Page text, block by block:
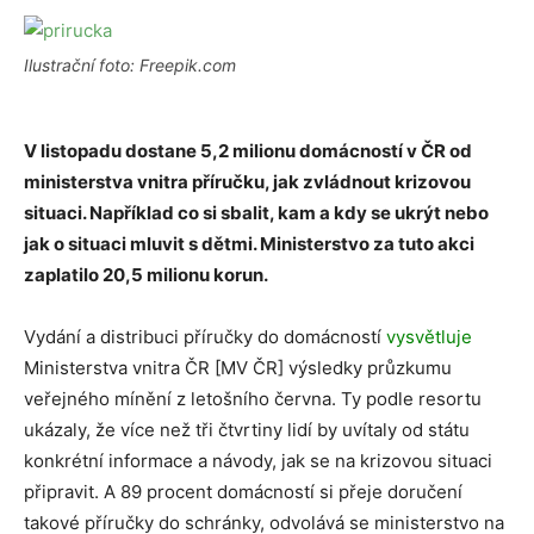
Ilustrační foto: Freepik.com
V listopadu dostane 5,2 milionu domácností v ČR od
ministerstva vnitra příručku, jak zvládnout krizovou
situaci. Například co si sbalit, kam a kdy se ukrýt nebo
jak o situaci mluvit s dětmi. Ministerstvo za tuto akci
zaplatilo 20,5 milionu korun.
Vydání a distribuci příručky do domácností vysvětluje
Ministerstva vnitra ČR [MV ČR] výsledky průzkumu
veřejného mínění z letošního června. Ty podle resortu
ukázaly, že více než tři čtvrtiny lidí by uvítaly od státu
konkrétní informace a návody, jak se na krizovou situaci
připravit. A 89 procent domácností si přeje doručení
takové příručky do schránky, odvolává se ministerstvo na